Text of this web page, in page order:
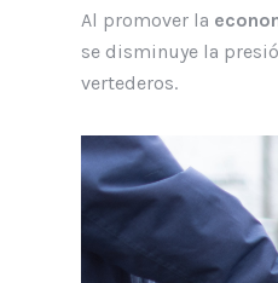
Al promover la
se disminuye la
vertederos.